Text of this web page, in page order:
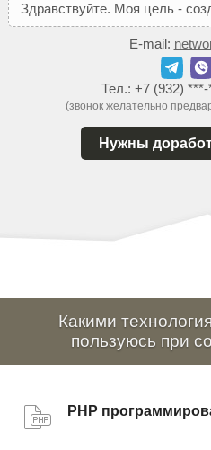
Здравствуйте. Моя цель - соз
E-mail:
Тел.: +7 (932)
(звонок желательно
Нужны
Какими
пользуюсь при
PHP